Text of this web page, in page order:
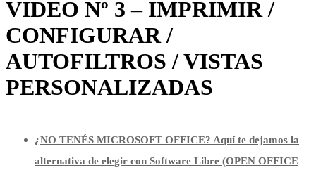
VIDEO Nº 3 – IMPRIMIR /
CONFIGURAR /
AUTOFILTROS / VISTAS
PERSONALIZADAS
¿NO TENÉS MICROSOFT OFFICE? Aquí te dejamos la
alternativa de elegir con Software Libre (OPEN OFFICE